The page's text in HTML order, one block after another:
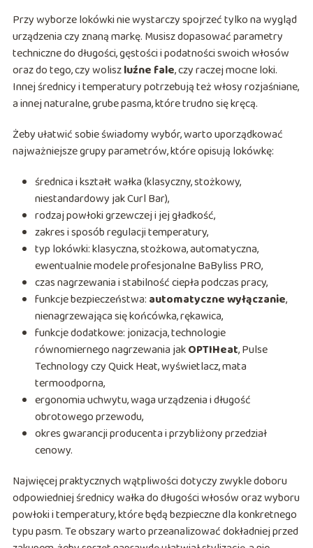
Przy wyborze lokówki nie wystarczy spojrzeć tylko na wygląd
urządzenia czy znaną markę. Musisz dopasować parametry
techniczne do długości, gęstości i podatności swoich włosów
oraz do tego, czy woliszluźne fale, czy raczej mocne loki.
Innej średnicy i temperatury potrzebują też włosy rozjaśniane,
a innej naturalne, grube pasma, które trudno się kręcą.
Żeby ułatwić sobie świadomy wybór, warto uporządkować
najważniejsze grupy parametrów, które opisują lokówkę:
średnica i kształt wałka (klasyczny, stożkowy,
niestandardowy jak Curl Bar),
rodzaj powłoki grzewczej i jej gładkość,
zakres i sposób regulacji temperatury,
typ lokówki: klasyczna, stożkowa, automatyczna,
ewentualnie modele profesjonalne BaByliss PRO,
czas nagrzewania i stabilność ciepła podczas pracy,
funkcje bezpieczeństwa: automatyczne wyłączanie,
nienagrzewająca się końcówka, rękawica,
funkcje dodatkowe: jonizacja, technologie
równomiernego nagrzewania jakOPTIHeat, Pulse
Technology czy Quick Heat, wyświetlacz, mata
termoodporna,
ergonomia uchwytu, waga urządzenia i długość
obrotowego przewodu,
okres gwarancji producenta i przybliżony przedział
cenowy.
Najwięcej praktycznych wątpliwości dotyczy zwykle doboru
odpowiedniej średnicy wałka do długości włosów oraz wyboru
powłoki i temperatury, które będą bezpieczne dla konkretnego
typu pasm. Te obszary warto przeanalizować dokładniej przed